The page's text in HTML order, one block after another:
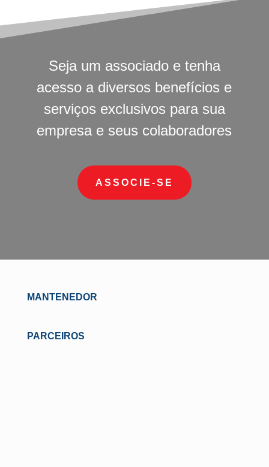
Seja um associado e tenha
acesso a diversos benefícios e
serviços exclusivos para sua
empresa e seus colaboradores
ASSOCIE-SE
MANTENEDOR
PARCEIROS